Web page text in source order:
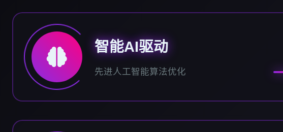
智能AI驱动
先进人工智能算法优化